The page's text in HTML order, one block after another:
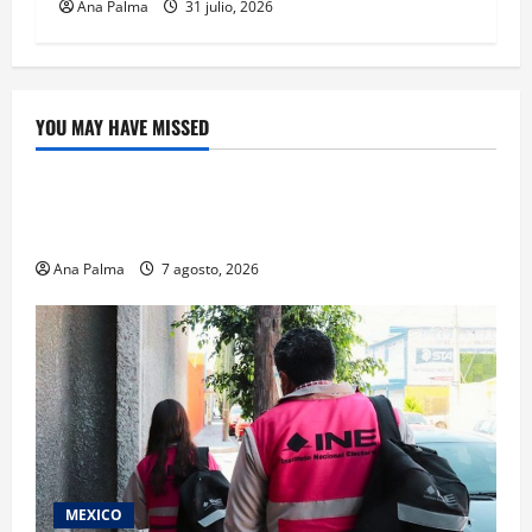
Ana Palma 31 julio, 2026
YOU MAY HAVE MISSED
Educación
Ana Palma 7 agosto, 2026
MEXICO